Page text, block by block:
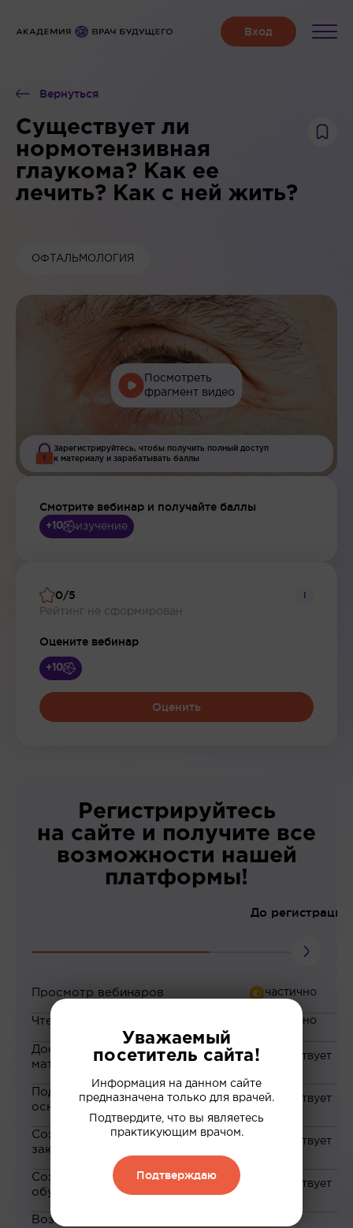
Вернуться
Существует ли
нормотензивная
глаукома? Как ее
лечить? Как с ней жить?
ОФТАЛЬМОЛОГИЯ
Посмотреть
фрагмент видео
Зарегистрируйтесь, чтобы получить полный доступ
к материалу и зарабатывать баллы
Смотрите вебинар и получайте баллы
+10 изучение
0/5
Рейтинг не сформирован
i
Оцените вебинар
+10
Оценить
Регистрируйтесь
на сайте и получите все
возможности нашей
платформы!
До регистрации
Просмотр вебинаров
Чтение статей
Доступ к закрытым
материалам
Подборка материалов на
основе ваших интересов
Сохранение материалов в
закладки
Сохранение прогресса по
обучению
Возможность зарабатывать
Уважаемый
посетитель сайта!
Информация на данном сайте
предназначена только для врачей.
Подтвердите, что вы являетесь
практикующим врачом.
Подтверждаю